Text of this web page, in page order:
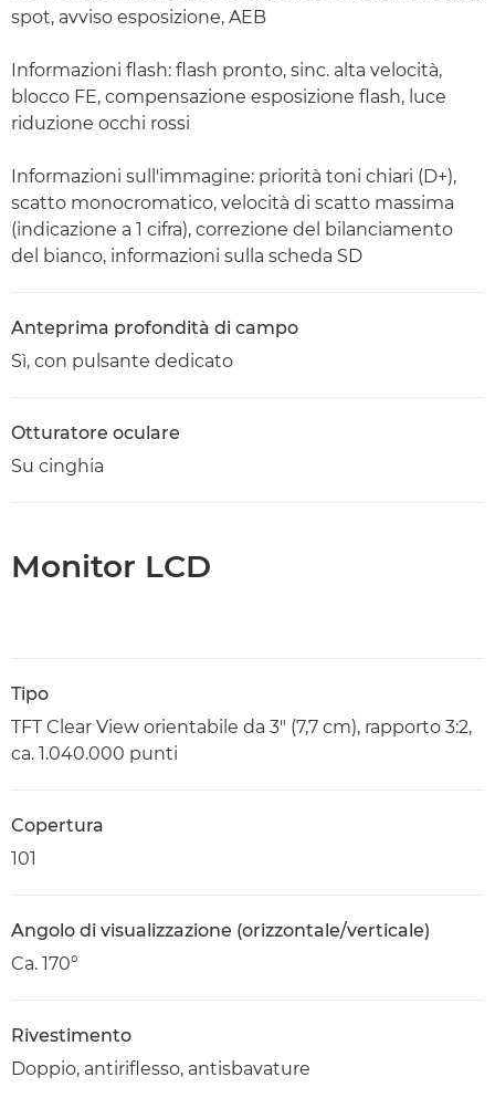
spot, avviso esposizione, AEB
Informazioni flash: flash pronto, sinc. alta velocità,
blocco FE, compensazione esposizione flash, luce
riduzione occhi rossi
Informazioni sull'immagine: priorità toni chiari (D+),
scatto monocromatico, velocità di scatto massima
(indicazione a 1 cifra), correzione del bilanciamento
del bianco, informazioni sulla scheda SD
Anteprima profondità di campo
Sì, con pulsante dedicato
Otturatore oculare
Su cinghia
Monitor LCD
Tipo
TFT Clear View orientabile da 3" (7,7 cm), rapporto 3:2,
ca. 1.040.000 punti
Copertura
101
Angolo di visualizzazione (orizzontale/verticale)
Ca. 170°
Rivestimento
Doppio, antiriflesso, antisbavature